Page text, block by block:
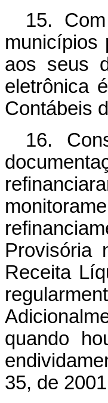
15.
municípios
aos seus
eletrônica
Contábeis
16.
Provisória
Receita
quando
35, de